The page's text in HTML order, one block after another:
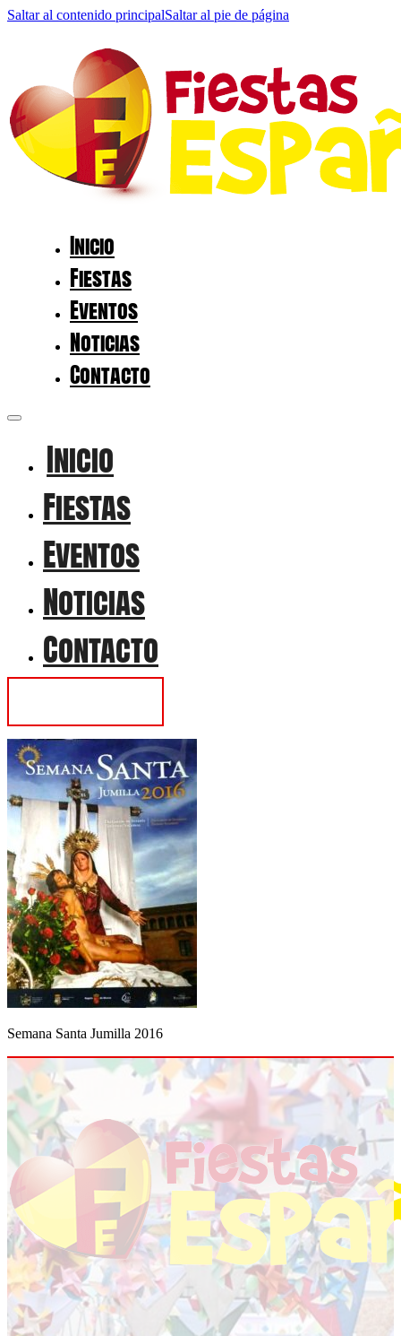
Saltar al contenido principalSaltar al pie de página
Inicio
Fiestas
Eventos
Noticias
Contacto
Inicio
Fiestas
Eventos
Noticias
Contacto
Semana Santa Jumilla 2016